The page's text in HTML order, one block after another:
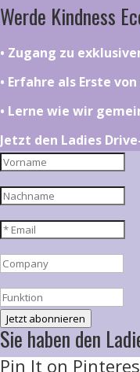
Werde Kindness
•⁠ ⁠⁠Zugang zu
•⁠ ⁠⁠Erfahre als Erste
•⁠ ⁠⁠Lerne wie wir
Jetzt den Ladies
Jetzt abonnieren
Sie haben den
Pin It on